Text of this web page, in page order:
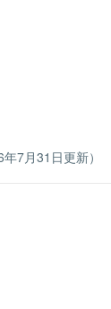
7月31日更新）